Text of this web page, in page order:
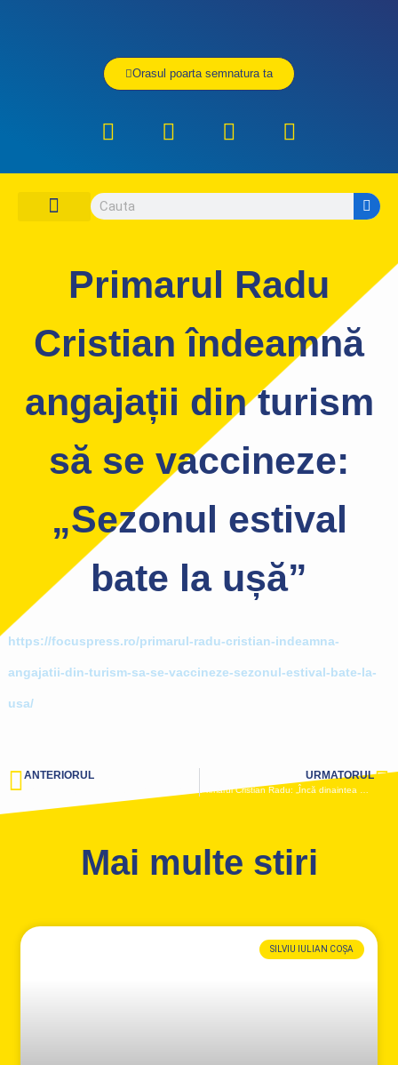
Orasul poarta semnatura ta
Primarul Radu
Cristian îndeamnă
angajații din turism
să se vaccineze:
„Sezonul estival
bate la ușă”
https://focuspress.ro/primarul-radu-cristian-indeamna-
angajatii-din-turism-sa-se-vaccineze-sezonul-estival-bate-la-
usa/
ANTERIORUL URMATORUL
Mai multe stiri
SILVIU IULIAN COȘA